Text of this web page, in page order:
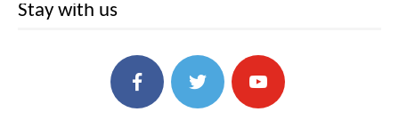
Stay with us